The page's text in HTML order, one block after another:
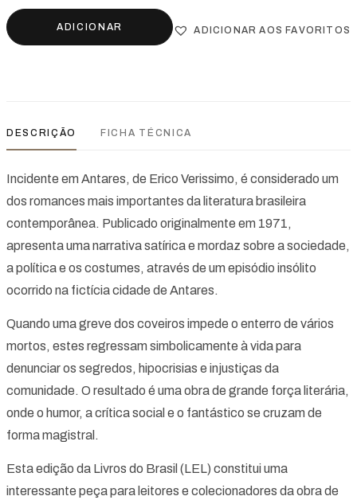
ADICIONAR ADICIONAR AOS FAVORITOS
DESCRIÇÃO FICHA TÉCNICA
Incidente em Antares, de Erico Verissimo, é considerado um
dos romances mais importantes da literatura brasileira
contemporânea. Publicado originalmente em 1971,
apresenta uma narrativa satírica e mordaz sobre a sociedade,
a política e os costumes, através de um episódio insólito
ocorrido na fictícia cidade de Antares.
Quando uma greve dos coveiros impede o enterro de vários
mortos, estes regressam simbolicamente à vida para
denunciar os segredos, hipocrisias e injustiças da
comunidade. O resultado é uma obra de grande força literária,
onde o humor, a crítica social e o fantástico se cruzam de
forma magistral.
Esta edição da Livros do Brasil (LEL) constitui uma
interessante peça para leitores e colecionadores da obra de